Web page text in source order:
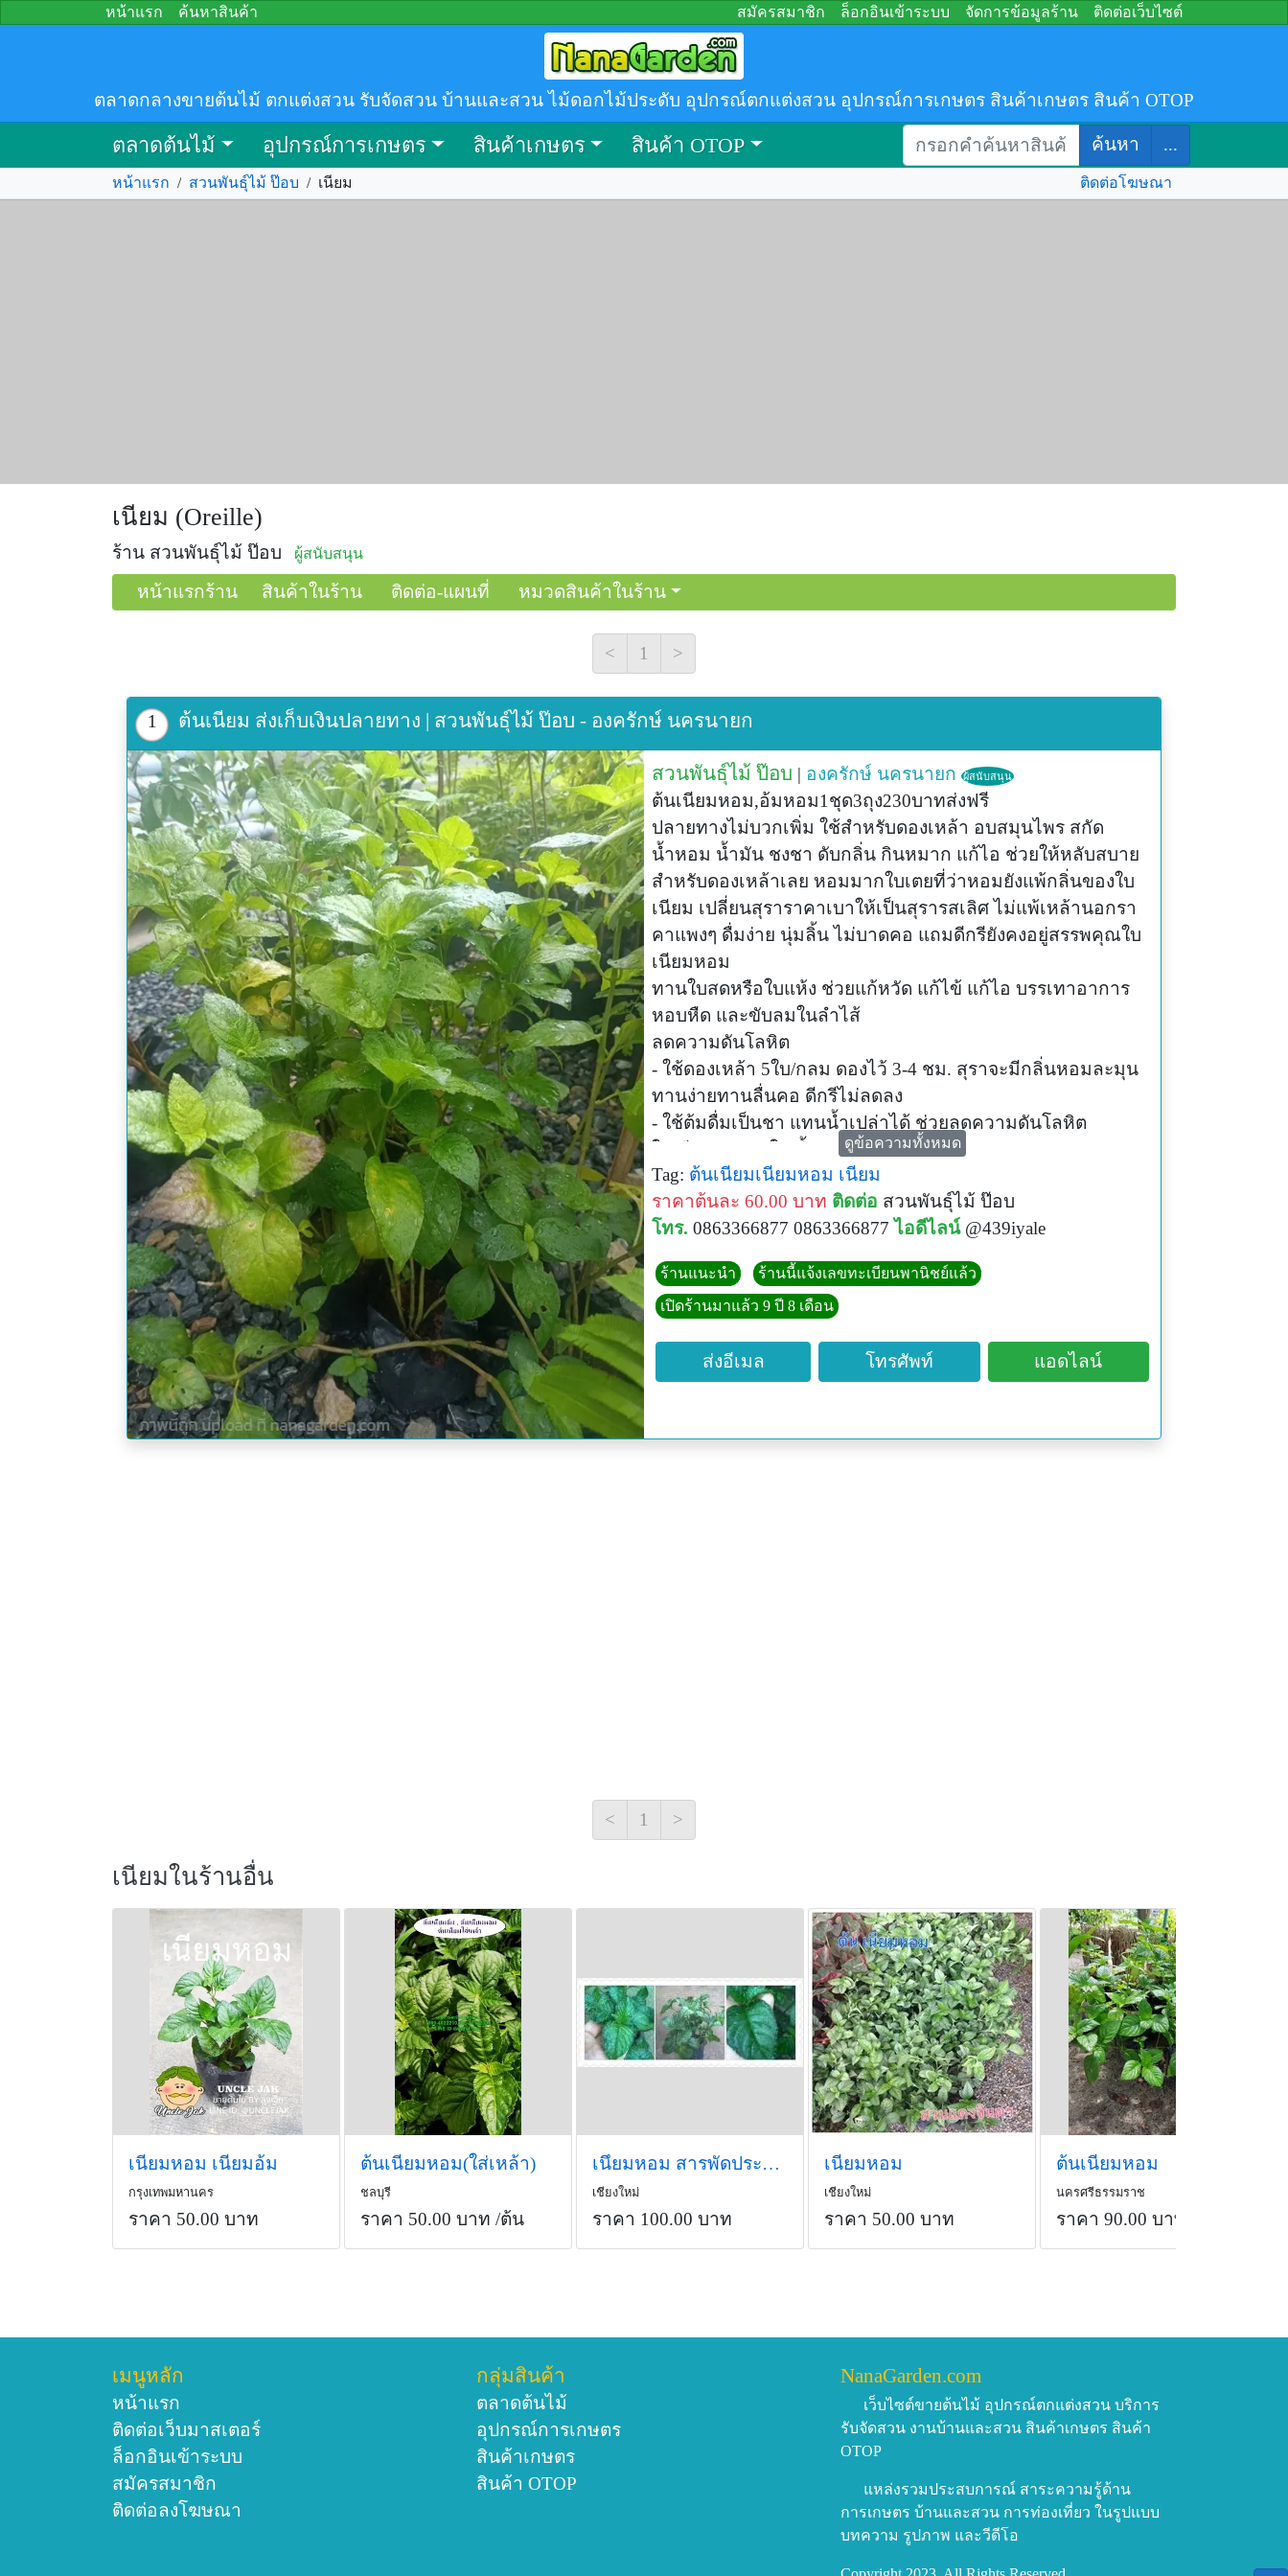
หน้าแรก ค้นหาสินค้า สมัครสมาชิก ล็อกอินเข้าระบบ จัดการข้อมูลร้าน ติดต่อเว็บไซต์
ตลาดกลางขายต้นไม้ ตกแต่งสวน รับจัดสวน บ้านและสวน ไม้ดอกไม้ประดับ อุปกรณ์ตกแต่งสวน อุปกรณ์การเกษตร สินค้าเกษตร สินค้า OTOP
ตลาดต้นไม้ อุปกรณ์การเกษตร สินค้าเกษตร สินค้า OTOP ค้นหา ...
หน้าแรก / สวนพันธุ์ไม้ ป๊อบ / เนียม ติดต่อโฆษณา
เนียม (Oreille)
ร้าน สวนพันธุ์ไม้ ป๊อบ ผู้สนับสนุน
หน้าแรกร้าน สินค้าในร้าน ติดต่อ-แผนที่ หมวดสินค้าในร้าน
< 1 >
1 ต้นเนียม ส่งเก็บเงินปลายทาง | สวนพันธุ์ไม้ ป๊อบ - องครักษ์ นครนายก
สวนพันธุ์ไม้ ป๊อบ | องครักษ์ นครนายก ผู้สนับสนุน
ต้นเนียมหอม,อ้มหอม1ชุด3ถุง230บาทส่งฟรี
ปลายทางไม่บวกเพิ่ม ใช้สำหรับดองเหล้า อบสมุนไพร สกัด
น้ำหอม น้ำมัน ชงชา ดับกลิ่น กินหมาก แก้ไอ ช่วยให้หลับสบาย
สำหรับดองเหล้าเลย หอมมากใบเตยที่ว่าหอมยังแพ้กลิ่นของใบ
เนียม เปลี่ยนสุราราคาเบาให้เป็นสุรารสเลิศ ไม่แพ้เหล้านอกรา
คาแพงๆ ดื่มง่าย นุ่มลิ้น ไม่บาดคอ แถมดีกรียังคงอยู่สรรพคุณใบ
เนียมหอม
ทานใบสดหรือใบแห้ง ช่วยแก้หวัด แก้ไข้ แก้ไอ บรรเทาอาการ
หอบหืด และขับลมในลำไส้
ลดความดันโลหิต
- ใช้ดองเหล้า 5ใบ/กลม ดองไว้ 3-4 ชม. สุราจะมีกลิ่นหอมละมุน
ทานง่ายทานลื่นคอ ดีกรีไม่ลดลง
- ใช้ต้มดื่มเป็นชา แทนน้ำเปล่าได้ ช่วยลดความดันโลหิต
ใบเนียมหอม 5 ใบ/น้ำ 2 ลิตร
-ใช้ใส่ในห้องนอน ห้องรับแขก ในรถ ตู้เสื้อผ้า
ให้ความหอมสบายจากธรรมชาติ
- ใช้กินกับหมากแทนใบพลูคุณยายก็ฟิน
-ใช้มวนกับยาสูบก็ให้ความหอมละมุน
-ใช้ชงดื่มเป็นชาเวลาไหนๆก็ฟินผ่อนคลายอารมณ์
-ใช้ทำน้ำหอมน้ำปรุง (ใบเนียมสด)
ดูข้อความทั้งหมด
Tag: ต้นเนียมเนียมหอม เนียม
ราคาต้นละ 60.00 บาท ติดต่อ สวนพันธุ์ไม้ ป๊อบ
โทร. 0863366877 0863366877 ไอดีไลน์ @439iyale
ร้านแนะนำ
ร้านนี้แจ้งเลขทะเบียนพานิชย์แล้ว
เปิดร้านมาแล้ว 9 ปี 8 เดือน
ส่งอีเมล โทรศัพท์ แอดไลน์
< 1 >
เนียมในร้านอื่น
เนียมหอม เนียมอ้ม
กรุงเทพมหานคร
ราคา 50.00 บาท
ต้นเนียมหอม(ใส่เหล้า)
ชลบุรี
ราคา 50.00 บาท /ต้น
เนึยมหอม สารพัดประโยชน์
เชียงใหม่
ราคา 100.00 บาท
เนียมหอม
เชียงใหม่
ราคา 50.00 บาท
ต้นเนียมหอม
นครศรีธรรมราช
ราคา 90.00 บาท
เมนูหลัก
หน้าแรก
ติดต่อเว็บมาสเตอร์
ล็อกอินเข้าระบบ
สมัครสมาชิก
ติดต่อลงโฆษณา
กลุ่มสินค้า
ตลาดต้นไม้
อุปกรณ์การเกษตร
สินค้าเกษตร
สินค้า OTOP
NanaGarden.com
เว็บไซต์ขายต้นไม้ อุปกรณ์ตกแต่งสวน บริการ
รับจัดสวน งานบ้านและสวน สินค้าเกษตร สินค้า
OTOP
แหล่งรวมประสบการณ์ สาระความรู้ด้าน
การเกษตร บ้านและสวน การท่องเที่ยว ในรูปแบบ
บทความ รูปภาพ และวีดีโอ